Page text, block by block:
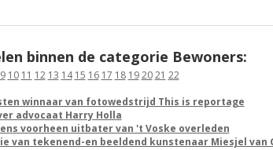
binnen de categorie Bewoners:
9 10 11 12 13 14 15 16 17 18 19 20 21 22
winnaar van fotowedstrijd This is reportage
advocaat Harry Holla
voorheen uitbater van 't Voske overleden
van tekenend-en beeldend kunstenaar Miesjel van